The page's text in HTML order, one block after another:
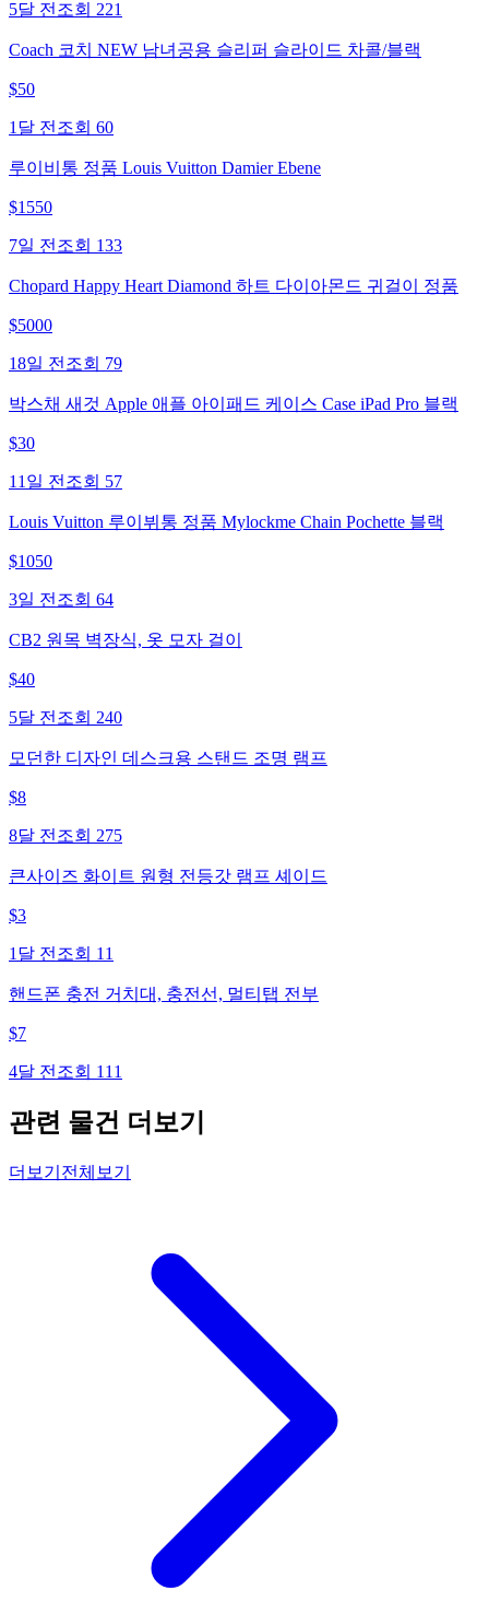
5달 전 조회 221
Coach 코치 NEW 남녀공용 슬리퍼 슬라이드 차콜/블랙
$50
1달 전 조회 60
루이비통 정품 Louis Vuitton Damier Ebene
$1550
7일 전 조회 133
Chopard Happy Heart Diamond 하트 다이아몬드 귀걸이 정품
$5000
18일 전 조회 79
박스채 새것 Apple 애플 아이패드 케이스 Case iPad Pro 블랙
$30
11일 전 조회 57
Louis Vuitton 루이뷔통 정품 Mylockme Chain Pochette 블랙
$1050
3일 전 조회 64
CB2 원목 벽장식, 옷 모자 걸이
$40
5달 전 조회 240
모던한 디자인 데스크용 스탠드 조명 램프
$8
8달 전 조회 275
큰사이즈 화이트 원형 전등갓 램프 셰이드
$3
1달 전 조회 11
핸드폰 충전 거치대, 충전선, 멀티탭 전부
$7
4달 전 조회 111
관련 물건 더보기
더보기 전체보기